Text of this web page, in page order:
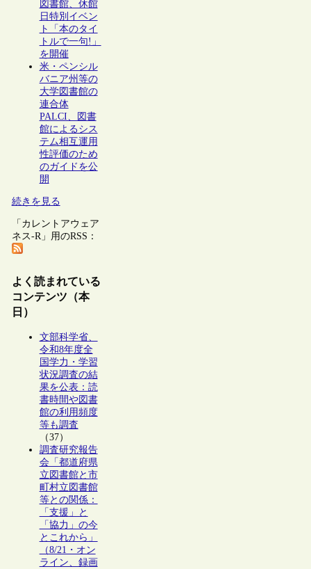
図書館、休館
日特別イベン
ト「本のタイ
トルで一句!」
を開催
米・ペンシル
バニア州等の
大学図書館の
連合体
PALCI、図書
館によるシス
テム相互運用
性評価のため
のガイドを公
開
続きを見る
「カレントアウェア
ネス-R」用のRSS：
よく読まれている
コンテンツ（本
日）
文部科学省、
令和8年度全
国学力・学習
状況調査の結
果を公表：読
書時間や図書
館の利用頻度
等も調査
（37）
調査研究報告
会「都道府県
立図書館と市
町村立図書館
等との関係：
「支援」と
「協力」の今
とこれから」
（8/21・オン
ライン、録画